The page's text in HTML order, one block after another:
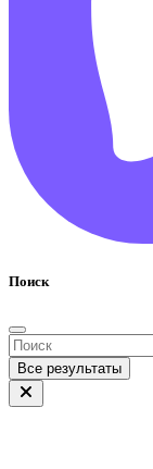
Поиск
Все результаты